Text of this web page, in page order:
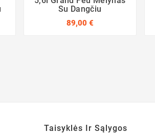
Su Dangčiu
89,00 €
Taisyklės Ir Sąlygos